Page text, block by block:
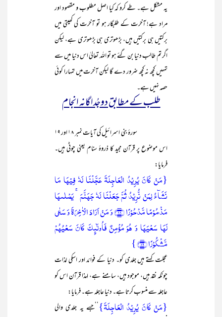
یہ مشکل ہے۔ طے کرو کہ کیا اصل مطلوب و مقصود اور
مراد ہے! آخرت کے طلبگار ہو تو آخرت کی کھیتی میں
برکتیں ہی برکتیں ہیں، بڑھوتری ہی بڑھوتری ہے، لیکن
اگر تم طالب دنیا بن گئے ہو تو اللہ تعالیٰ اس دنیا میں سے
تمہیں کچھ نہ کچھ ضرور دے گا لیکن آخرت میں تمہارا کوئی
حصہ نہیں ہے۔
طلب کے مطابق دوجُداگانہ انجام
سورۂ بنی اسرائیل کی آیات نمبر ۱۸ اور ۱۹
اس موضوع پر قرآن مجید کا ذروۂ سنام یعنی چوٹی ہیں۔
فرمایا:
{مَنۡ کَانَ یُرِیۡدُ الۡعَاجِلَۃَ عَجَّلۡنَا لَہٗ فِیۡہَا مَا
نَشَآءُ لِمَنۡ نُّرِیۡدُ ثُمَّ جَعَلۡنَا لَہٗ جَہَنَّمَ ۚ یَصۡلٰىہَا
مَذۡمُوۡمًا مَّدۡحُوۡرًا ﴿۱۸﴾ وَ مَنۡ اَرَادَ الۡاٰخِرَۃَ وَ سَعٰی
لَہَا سَعۡیَہَا وَ ہُوَ مُؤۡمِنٌ فَاُولٰٓئِکَ کَانَ سَعۡیُہُمۡ
مَّشۡکُوۡرًا ﴿۱۹﴾ }
عجلت کہتے ہیں جلدی کو۔ دنیا کے فوائد اور اسکی لذات
چونکہ نقد ہیں، موجود ہیں، سامنے ہے، لہذا قرآن اس کو
عاجلہ سے منسوب کرتا ہے۔ دنیا عاجلہ ہے۔ فرمایا:
{مَنۡ کَانَ یُرِیۡدُ الۡعَاجِلَۃَ} ’’جسے یہ جلدی والی